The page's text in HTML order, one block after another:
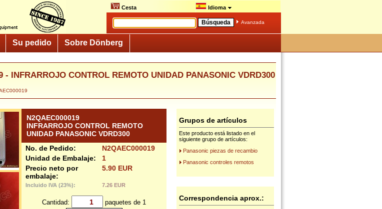
Cesta Idioma
Avanzada
Su pedido Sobre Dönberg
- INFRARROJO CONTROL REMOTO UNIDAD PANASONIC VDRD300
N2QAEC000019
INFRARROJO CONTROL REMOTO
UNIDAD PANASONIC VDRD300
No. de Pedido:
N2QAEC000019
Unidad de Embalaje:
1
Precio neto por
embalaje:
5.90 EUR
Incluido IVA (23%): 7.26 EUR
Cantidad: paquetes de 1
Grupos de artículos
Este producto está listado en el
siguiente grupo de artículos:
Panasonic piezas de recambio
Panasonic controles remotos
Correspondencia aprox.: